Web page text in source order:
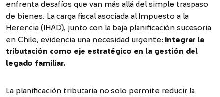
enfrenta desafíos que van más allá del simple traspaso
de bienes. La carga fiscal asociada al Impuesto a la
Herencia (IHAD), junto con la baja planificación sucesoria
en Chile, evidencia una necesidad urgente: integrar la
tributación como eje estratégico en la gestión del
legado familiar.
La planificación tributaria no solo permite reducir la